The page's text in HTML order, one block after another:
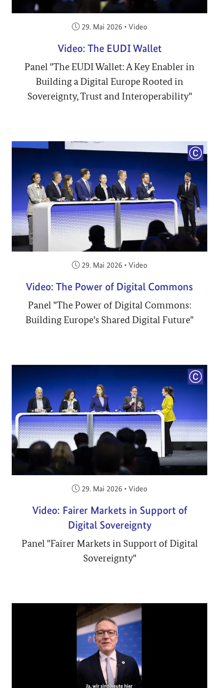
Veröffentlicht am:
29. Mai 2026 • Video
Video: The EUDI Wallet
Panel "The EUDI Wallet: A Key Enabler in
Building a Digital Europe Rooted in
Sovereignty, Trust and Interoperability"
Veröffentlicht am:
29. Mai 2026 • Video
Video: The Power of Digital Commons
Panel "The Power of Digital Commons:
Building Europe’s Shared Digital Future"
Veröffentlicht am:
29. Mai 2026 • Video
Video: Fairer Markets in Support of
Digital Sovereignty
Panel "Fairer Markets in Support of Digital
Sovereignty"